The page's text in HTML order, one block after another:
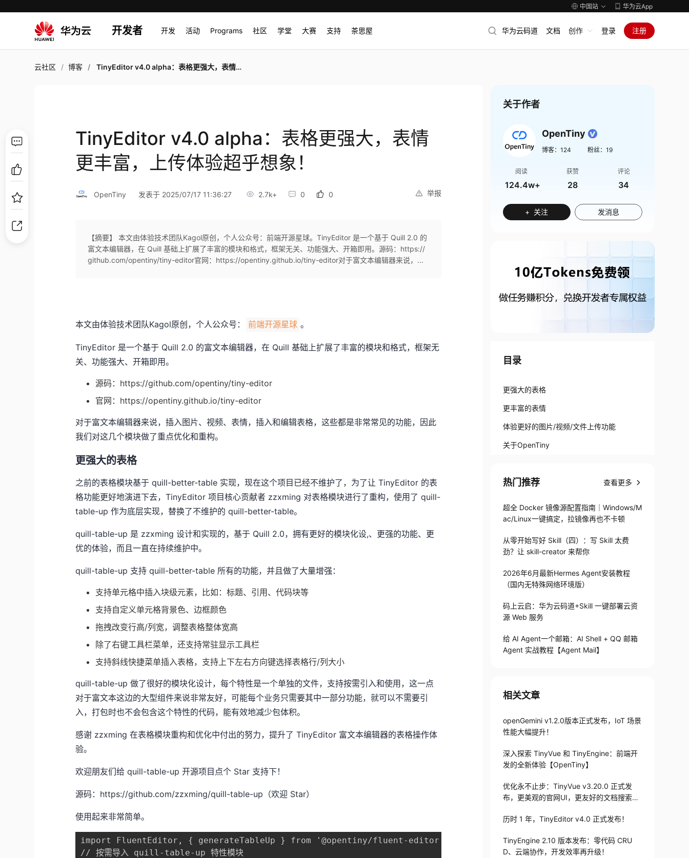
中国站 华为云App
开发者 开发 活动 Programs 社区 学堂 大赛 支持 茶思屋 华为云码道 文档 创作 登录 注册
云社区 博客 TinyEditor v4.0 alpha：表格更强大，表情更丰富，上传体验超乎想象！
TinyEditor v4.0 alpha：表格更强大，表情
更丰富，上传体验超乎想象！
举报
OpenTiny 发表于 2025/07/17 11:36:27 2.7k+ 0 0
【摘要】 本文由体验技术团队Kagol原创，个人公众号：前端开源星球。TinyEditor 是一个基于 Quill 2.0 的
富文本编辑器，在 Quill 基础上扩展了丰富的模块和格式，框架无关、功能强大、开箱即用。源码：https://
github.com/opentiny/tiny-editor官网：https://opentiny.github.io/tiny-editor对于富文本编辑器来说，...
本文由体验技术团队Kagol原创，个人公众号： 前端开源星球 。
TinyEditor 是一个基于 Quill 2.0 的富文本编辑器，在 Quill 基础上扩展了丰富的模块和格式，框架无
关、功能强大、开箱即用。
源码：https://github.com/opentiny/tiny-editor
官网：https://opentiny.github.io/tiny-editor
对于富文本编辑器来说，插入图片、视频、表情，插入和编辑表格，这些都是非常常见的功能，因此
我们对这几个模块做了重点优化和重构。
更强大的表格
之前的表格模块基于 quill-better-table 实现，现在这个项目已经不维护了，为了让 TinyEditor 的表
格功能更好地演进下去，TinyEditor 项目核心贡献者 zzxming 对表格模块进行了重构，使用了 quill-
table-up 作为底层实现，替换了不维护的 quill-better-table。
quill-table-up 是 zzxming 设计和实现的，基于 Quill 2.0，拥有更好的模块化设,、更强的功能、更
优的体验，而且一直在持续维护中。
quill-table-up 支持 quill-better-table 所有的功能，并且做了大量增强：
支持单元格中插入块级元素，比如：标题、引用、代码块等
支持自定义单元格背景色、边框颜色
拖拽改变行高/列宽，调整表格整体宽高
除了右键工具栏菜单，还支持常驻显示工具栏
支持斜线快捷菜单插入表格，支持上下左右方向键选择表格行/列大小
quill-table-up 做了很好的模块化设计，每个特性是一个单独的文件，支持按需引入和使用，这一点
对于富文本这边的大型组件来说非常友好，可能每个业务只需要其中一部分功能，就可以不需要引
入，打包时也不会包含这个特性的代码，能有效地减少包体积。
感谢 zzxming 在表格模块重构和优化中付出的努力，提升了 TinyEditor 富文本编辑器的表格操作体
验。
欢迎朋友们给 quill-table-up 开源项目点个 Star 支持下！
源码：https://github.com/zzxming/quill-table-up（欢迎 Star）
使用起来非常简单。
import FluentEditor, { generateTableUp } from '@opentiny/fluent-editor'
// 按需导入 quill-table-up 特性模块
关于作者
OpenTiny
博客： 124 粉丝： 19
阅读
124.4w+
获赞
28
评论
34
+ 关注 发消息
目录
更强大的表格
更丰富的表情
体验更好的图片/视频/文件上传功能
关于OpenTiny
热门推荐 查看更多
超全 Docker 镜像源配置指南｜Windows/M
ac/Linux一键搞定，拉镜像再也不卡顿
从零开始写好 Skill（四）：写 Skill 太费
劲？让 skill-creator 来帮你
2026年6月最新Hermes Agent安装教程
（国内无特殊网络环境版）
码上云启：华为云码道+Skill 一键部署云资
源 Web 服务
给 AI Agent一个邮箱：AI Shell + QQ 邮箱
Agent 实战教程【Agent Mail】
相关文章
openGemini v1.2.0版本正式发布，IoT 场景
性能大幅提升！
深入探索 TinyVue 和 TinyEngine：前端开
发的全新体验【OpenTiny】
优化永不止步：TinyVue v3.20.0 正式发
布，更美观的官网UI，更友好的文档搜索，
历时 1 年，TinyEditor v4.0 正式发布！
TinyEngine 2.10 版本发布：零代码 CRU
D、云端协作，开发效率再升级！